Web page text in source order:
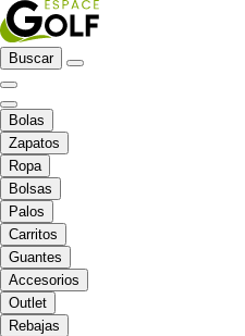
Buscar
Bolas
Zapatos
Ropa
Bolsas
Palos
Carritos
Guantes
Accesorios
Outlet
Rebajas